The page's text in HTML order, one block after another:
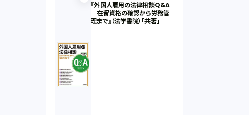
『外国人雇用の法律相談Q&A
―在留資格の確認から労務管
理まで』（法学書院）「共著」